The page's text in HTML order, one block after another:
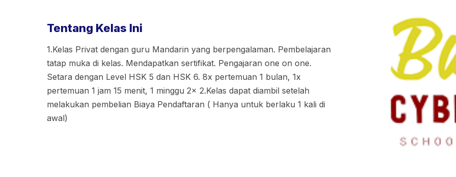
Tentang Kelas Ini
1.Kelas Privat dengan guru Mandarin yang berpengalaman. Pembelajaran
tatap muka di kelas. Mendapatkan sertifikat. Pengajaran one on one.
Setara dengan Level HSK 5 dan HSK 6. 8x pertemuan 1 bulan, 1x
pertemuan 1 jam 15 menit, 1 minggu 2x 2.Kelas dapat diambil setelah
melakukan pembelian Biaya Pendaftaran ( Hanya untuk berlaku 1 kali di
awal)